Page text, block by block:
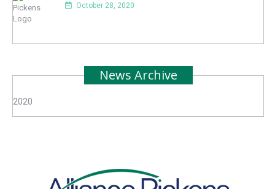
October 28, 2020
News Archive
2020